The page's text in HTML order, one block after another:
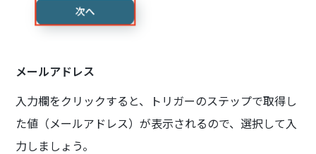
メールアドレス
入力欄をクリックすると、トリガーのステップで取得し
た値（メールアドレス）が表示されるので、選択して入
力しましょう。